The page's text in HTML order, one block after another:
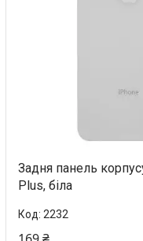
Задня панель
Plus, біла
2232